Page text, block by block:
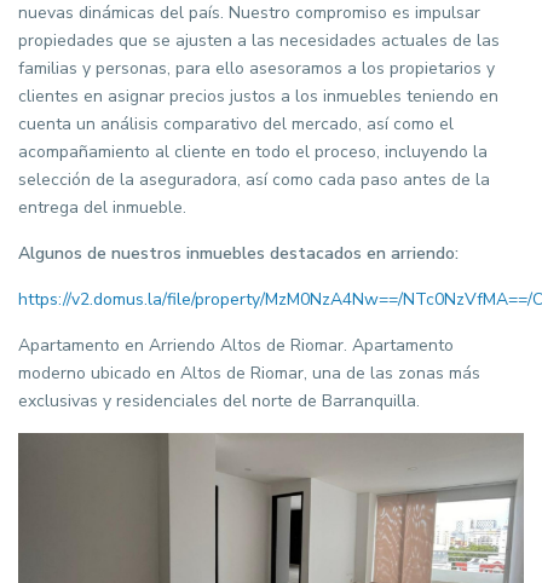
nuevas dinámicas del país. Nuestro compromiso es impulsar
propiedades que se ajusten a las necesidades actuales de las
familias y personas, para ello asesoramos a los propietarios y
clientes en asignar precios justos a los inmuebles teniendo en
cuenta un análisis comparativo del mercado, así como el
acompañamiento al cliente en todo el proceso, incluyendo la
selección de la aseguradora, así como cada paso antes de la
entrega del inmueble.
Algunos de nuestros inmuebles destacados en arriendo:
https://v2.domus.la/file/property/MzM0NzA4Nw==/NTc0NzVfMA==/
Apartamento en Arriendo Altos de Riomar. Apartamento
moderno ubicado en Altos de Riomar, una de las zonas más
exclusivas y residenciales del norte de Barranquilla.